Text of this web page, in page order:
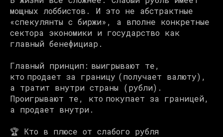
мощных лоббистов. И это не абстрактные
«спекулянты с биржи», а вполне конкретные
сектора экономики и государство как
главный бенефициар.
Главный принцип: выигрывают те,
кто продает за границу (получает валюту),
а тратит внутри страны (рубли).
Проигрывают те, кто покупает за границей,
а продает внутри.
🏆 Кто в плюсе от слабого рубля